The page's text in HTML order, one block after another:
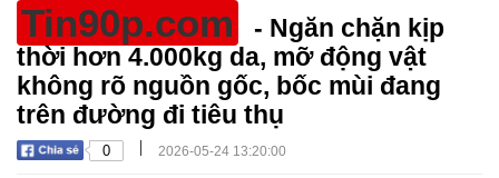
Tin90p.com
- Ngăn chặn kịp
thời hơn 4.000kg da, mỡ động vật
không rõ nguồn gốc, bốc mùi đang
trên đường đi tiêu thụ
0 | 2026-05-24 13:20:00